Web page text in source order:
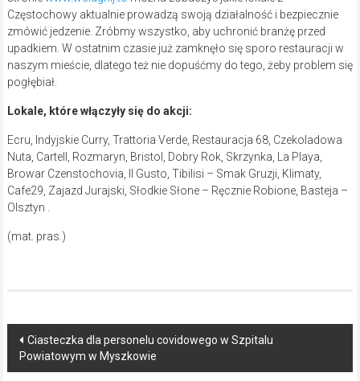
Częstochowy aktualnie prowadzą swoją działalność i bezpiecznie
zmówić jedzenie. Zróbmy wszystko, aby uchronić branżę przed
upadkiem. W ostatnim czasie już zamknęło się sporo restauracji w
naszym mieście, dlatego też nie dopuśćmy do tego, żeby problem się
pogłębiał.
Lokale, które włączyły się do akcji:
Ecru, Indyjskie Curry, Trattoria Verde, Restauracja 68, Czekoladowa
Nuta, Cartell, Rozmaryn, Bristol, Dobry Rok, Skrzynka, La Playa,
Browar Czenstochovia, Il Gusto, Tibilisi – Smak Gruzji, Klimaty,
Cafe29, Zajazd Jurajski, Słodkie Słone – Ręcznie Robione, Basteja –
Olsztyn .
(mat. pras.)
Post
navigation
Ciasteczka dla personelu covidowego w Szpitalu
Powiatowym w Myszkowie